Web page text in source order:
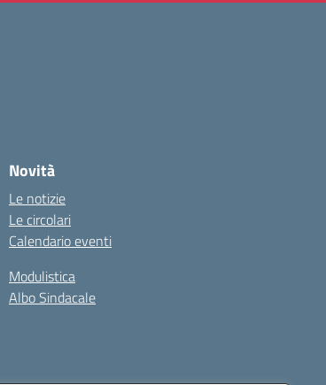
Novità
Le notizie
Le circolari
Calendario eventi
Modulistica
Albo Sindacale